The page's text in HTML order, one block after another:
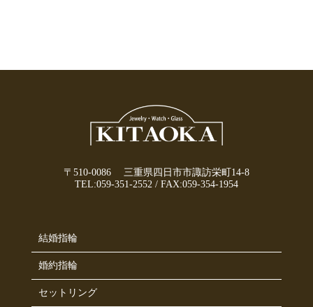
〒510-0086 三重県四日市市諏訪栄町14-8
TEL:059-351-2552 / FAX:059-354-1954
結婚指輪
婚約指輪
セットリング